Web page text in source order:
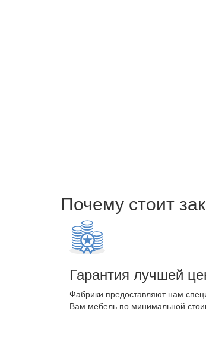
Почему стоит
Гарантия лучшей
Фабрики предоставляют нам
Вам мебель по минимальной